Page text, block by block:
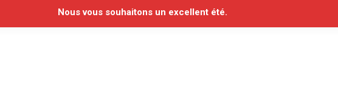
Nous vous souhaitons un excellent été.